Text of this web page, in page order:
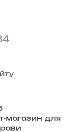
магазин для